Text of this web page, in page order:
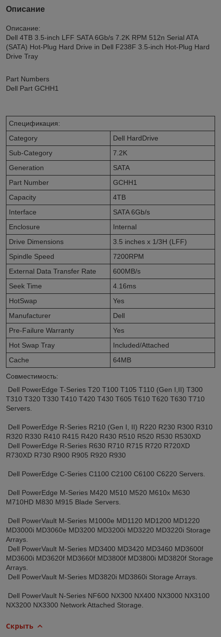
Описание
Описание:
Dell 4TB 3.5-inch LFF SATA 6Gb/s 7.2K RPM 512n Serial ATA
(SATA) Hot-Plug Hard Drive in Dell F238F 3.5-inch Hot-Plug Hard
Drive Tray
Part Numbers
Dell Part GCHH1
Спецификация:
Category
Dell HardDrive
Sub-Category
7.2K
Generation
SATA
Part Number
GCHH1
Capacity
4TB
Interface
SATA 6Gb/s
Enclosure
Internal
Drive Dimensions
3.5 inches x 1/3H (LFF)
Spindle Speed
7200RPM
External Data Transfer Rate
600MB/s
Seek Time
4.16ms
HotSwap
Yes
Manufacturer
Dell
Pre-Failure Warranty
Yes
Hot Swap Tray
Included/Attached
Cache
64MB
Совместимость:
Dell PowerEdge T-Series T20 T100 T105 T110 (Gen I,II) T300
T310 T320 T330 T410 T420 T430 T605 T610 T620 T630 T710
Servers.
Dell PowerEdge R-Series R210 (Gen I, II) R220 R230 R300 R310
R320 R330 R410 R415 R420 R430 R510 R520 R530 R530XD
Dell PowerEdge R-Series R630 R710 R715 R720 R720XD
R730XD R730 R900 R905 R920 R930
Dell PowerEdge C-Series C1100 C2100 C6100 C6220 Servers.
Dell PowerEdge M-Series M420 M510 M520 M610x M630
M710HD M830 M915 Blade Servers.
Dell PowerVault M-Series M1000e MD1120 MD1200 MD1220
MD3000i MD3060e MD3200 MD3200i MD3220 MD3220i Storage
Arrays.
Dell PowerVault M-Series MD3400 MD3420 MD3460 MD3600f
MD3600i MD3620f MD3660f MD3800f MD3800i MD3820f Storage
Arrays.
Dell PowerVault M-Series MD3820i MD3860i Storage Arrays.
Dell PowerVault N-Series NF600 NX300 NX400 NX3000 NX3100
NX3200 NX3300 Network Attached Storage.
Скрыть